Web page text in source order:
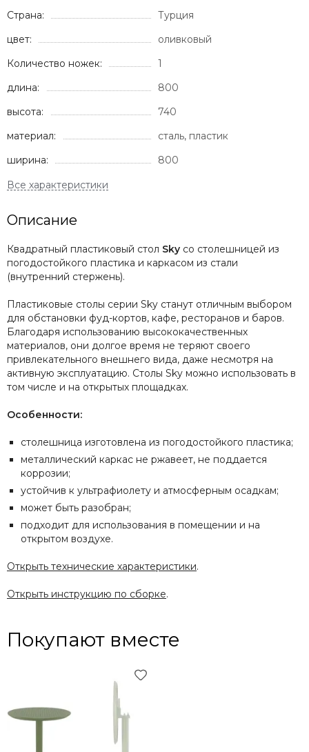
Страна:
Турция
цвет:
оливковый
Количество ножек:
1
длина:
800
высота:
740
материал:
сталь, пластик
ширина:
800
Описание
Квадратный пластиковый стол Sky со столешницей из
погодостойкого пластика и каркасом из стали
(внутренний стержень).
Пластиковые столы серии Sky станут отличным выбором
для обстановки фуд-кортов, кафе, ресторанов и баров.
Благодаря использованию высококачественных
материалов, они долгое время не теряют своего
привлекательного внешнего вида, даже несмотря на
активную эксплуатацию. Столы Sky можно использовать в
том числе и на открытых площадках.
Особенности:
столешница изготовлена из погодостойкого пластика;
металлический каркас не ржавеет, не поддается
коррозии;
устойчив к ультрафиолету и атмосферным осадкам;
может быть разобран;
подходит для использования в помещении и на
открытом воздухе.
Открыть технические характеристики.
Открыть инструкцию по сборке.
Покупают вместе